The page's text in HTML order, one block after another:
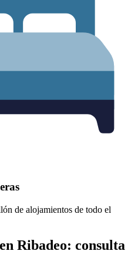
de alojamientos de todo el
Ribadeo: consulta